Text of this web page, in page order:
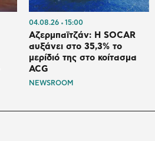
04.08.26 15:00
Αζερμπαϊτζάν: Η SOCAR
αυξάνει στο 35,3% το
μερίδιό της στο κοίτασμα
ACG
NEWSROOM